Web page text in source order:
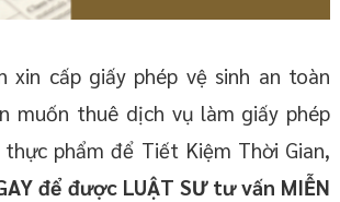
xin cấp giấy phép vệ sinh an toàn
muốn thuê dịch vụ làm giấy phép
phẩm để Tiết Kiệm Thời Gian,
để được LUẬT SƯ tư vấn MIỄN